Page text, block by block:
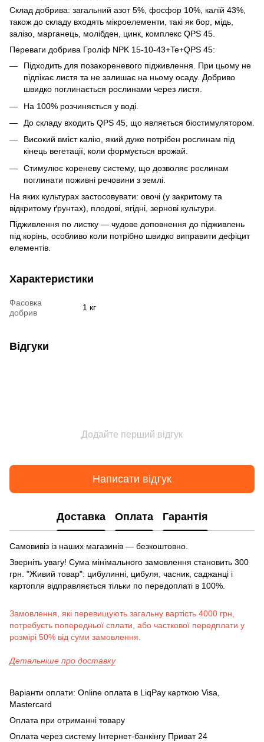
Склад добрива: загальний азот 5%, фосфор 10%, калій 43%,
також до складу входять мікроелементи, такі як бор, мідь,
залізо, марганець, молібден, цинк, комплекс QPS 45.
Переваги добрива Гроліф NPK 15-10-43+Te+QPS 45:
Підходить для позакореневого підживлення. При цьому не
підпікає листя та не залишає на ньому осаду. Добриво
швидко поглинається рослинами через листя.
На 100% розчиняється у воді.
До складу входить QPS 45, що являється біостимулятором.
Високий вміст калію, який дуже потрібен рослинам під
кінець вегетації, коли формується врожай.
Стимулює кореневу систему, що дозволяє рослинам
поглинати поживні речовини з землі.
На яких культурах застосовувати: овочі (у закритому та
відкритому ґрунтах), плодові, ягідні, зернові культури.
Підживлення по листку — чудове доповнення до підживлень
під корінь, особливо коли потрібно швидко виправити дефіцит
елементів.
Характеристики
Фасовка
добрив
1 кг
Відгуки
Додайте перший відгук
Написати відгук
Доставка Оплата Гарантія
Самовивіз із наших магазинів — безкоштовно.
Зверніть увагу! Сума мінімального замовлення становить 300
грн. "Живий товар": цибулинні, цибуля, часник, саджанці і
картопля відправляється тільки по передоплаті в 100%.
Замовлення, які перевищують загальну вартість 4000 грн,
потребуєть попередньої сплати, або часткової передплати у
розмірі 50% від суми замовлення.
Детальніше про доставку
Варіанти оплати: Online оплата в LiqPay карткою Visa,
Mastercard
Оплата при отриманні товару
Оплата через систему Інтернет-банкінгу Приват 24